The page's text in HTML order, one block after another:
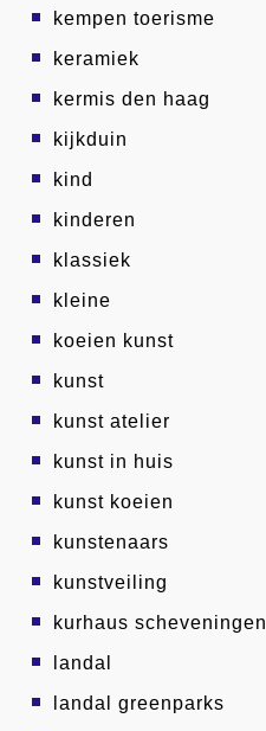
kempen toerisme
keramiek
kermis den haag
kijkduin
kind
kinderen
klassiek
kleine
koeien kunst
kunst
kunst atelier
kunst in huis
kunst koeien
kunstenaars
kunstveiling
kurhaus scheveningen
landal
landal greenparks